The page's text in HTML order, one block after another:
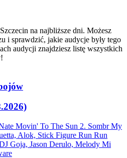
na najbliższe dni. Możesz
i sprawdzić, jakie audycje były tego
audycji znajdziesz listę wszystkich
Movin' To The Sun 2. Sombr My
Alok, Stick Figure Run Run
Goja, Jason Derulo, Melody Mi